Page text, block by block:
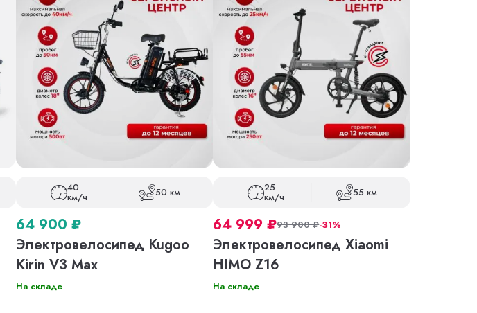
40
км/ч 50 км
64 900 ₽
Электровелосипед Kugoo
Kirin V3 Max
На складе
25
км/ч 55 км
64 999₽93 900₽-31%
Электровелосипед Xiaomi
HIMO Z16
На складе